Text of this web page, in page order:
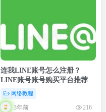
连我LINE账号怎么注册？
LINE账号账号购买平台推荐
网络教程
3年前 216